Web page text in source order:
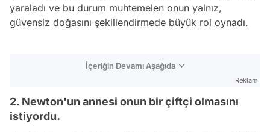
yaraladı ve bu durum muhtemelen onun yalnız,
güvensiz doğasını şekillendirmede büyük rol oynadı.
İçeriğin Devamı Aşağıda
Reklam
2. Newton'un annesi onun bir çiftçi olmasını
istiyordu.